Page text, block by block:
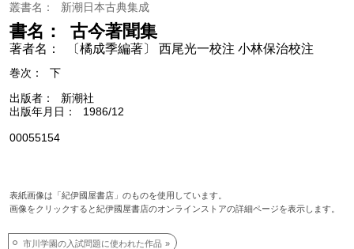
叢書名 新潮日本古典集成
書名 古今著聞集
著者名 〔橘成季編著〕 西尾光一校注 小林保治校注
巻次
下
出版者
新潮社
出版年月日
1986/12
00055154
表紙画像は「紀伊國屋書店」のものを使用しています。
画像をクリックすると紀伊國屋書店のオンラインストアの詳細ページを表示します。
市川学園の入試問題に使われた作品